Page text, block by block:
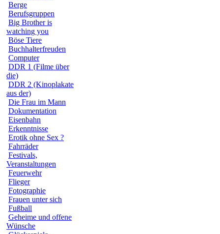
Berge
Berufsgruppen
Big Brother is
watching you
Böse Tiere
Buchhalterfreuden
Computer
DDR 1 (Filme über
die)
DDR 2 (Kinoplakate
aus der)
Die Frau im Mann
Dokumentation
Eisenbahn
Erkenntnisse
Erotik ohne Sex ?
Fahrräder
Festivals,
Veranstaltungen
Feuerwehr
Flieger
Fotographie
Frauen unter sich
Fußball
Geheime und offene
Wünsche